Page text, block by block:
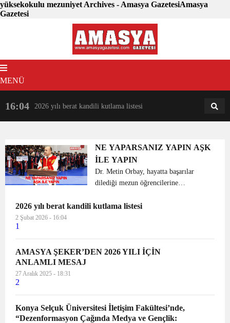
yüksekokulu mezuniyet Archives - Amasya GazetesiAmasya
Gazetesi
MENÜ
16:04 2026 yılı berat kandili kutlama listesi 18:31
NE YAPARSANIZ YAPIN AŞK
İLE YAPIN
Dr. Metin Orbay, hayatta başarılar
dilediği mezun öğrencilerine
tavsiyesinde bulundu. Sabuncuoğlu
2026 yılı berat kandili kutlama listesi
2 Şubat 2026 - 16:04
1
AMASYA ŞEKER’DEN 2026 YILI İÇİN
ANLAMLI MESAJ
27 Aralık 2025 - 18:31
2
Konya Selçuk Üniversitesi İletişim Fakültesi’nde,
“Dezenformasyon Çağında Medya ve Gençlik: